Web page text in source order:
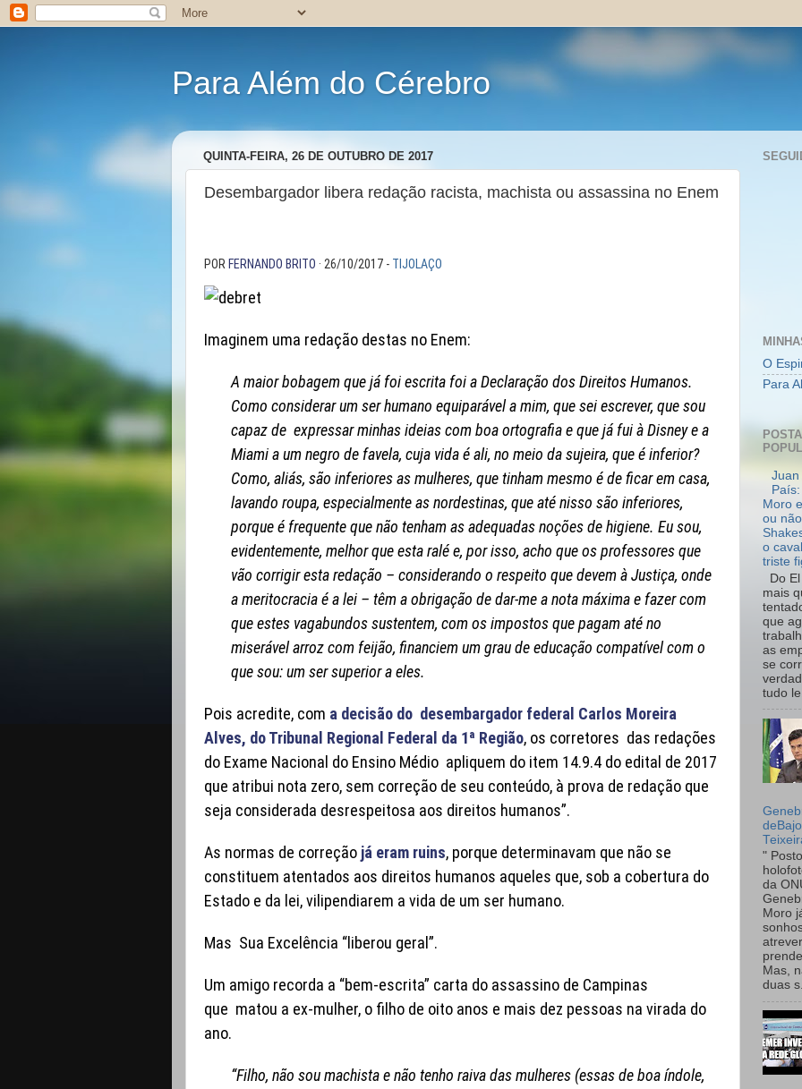
Para Além do Cérebro
QUINTA-FEIRA, 26 DE OUTUBRO DE 2017
Desembargador libera redação racista, machista ou assassina no Enem
POR FERNANDO BRITO · 26/10/2017 - TIJOLAÇO
Imaginem uma redação destas no Enem:
A maior bobagem que já foi escrita foi a Declaração dos Direitos Humanos.
Como considerar um ser humano equiparável a mim, que sei escrever, que sou
capaz de expressar minhas ideias com boa ortografia e que já fui à Disney e a
Miami a um negro de favela, cuja vida é ali, no meio da sujeira, que é inferior?
Como, aliás, são inferiores as mulheres, que tinham mesmo é de ficar em casa,
lavando roupa, especialmente as nordestinas, que até nisso são inferiores,
porque é frequente que não tenham as adequadas noções de higiene. Eu sou,
evidentemente, melhor que esta ralé e, por isso, acho que os professores que
vão corrigir esta redação – considerando o respeito que devem à Justiça, onde
a meritocracia é a lei – têm a obrigação de dar-me a nota máxima e fazer com
que estes vagabundos sustentem, com os impostos que pagam até no
miserável arroz com feijão, financiem um grau de educação compatível com o
que sou: um ser superior a eles.
Pois acredite, com a decisão do desembargador federal Carlos Moreira
Alves, do Tribunal Regional Federal da 1ª Região, os corretores das redações
do Exame Nacional do Ensino Médio apliquem do item 14.9.4 do edital de 2017
que atribui nota zero, sem correção de seu conteúdo, à prova de redação que
seja considerada desrespeitosa aos direitos humanos”.
As normas de correção já eram ruins, porque determinavam que não se
constituem atentados aos direitos humanos aqueles que, sob a cobertura do
Estado e da lei, vilipendiarem a vida de um ser humano.
Mas Sua Excelência “liberou geral”.
Um amigo recorda a “bem-escrita” carta do assassino de Campinas
que matou a ex-mulher, o filho de oito anos e mais dez pessoas na virada do
ano.
“Filho, não sou machista e não tenho raiva das mulheres (essas de boa índole,
O
Para
Juan
Moro
ou
o
triste
Do
mais
que
as
se
tudo
"
da
Moro
Mas,
duas